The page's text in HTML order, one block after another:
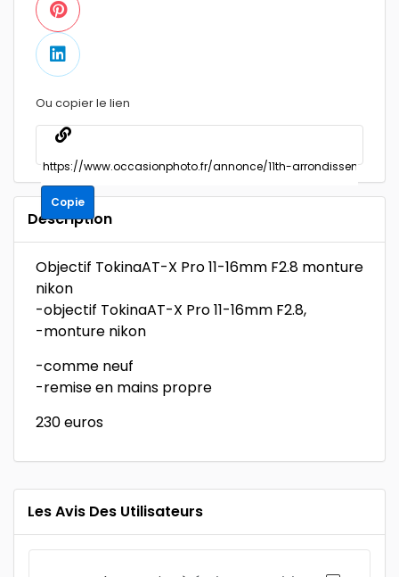
Ou copier le lien
Copie
Description
Objectif TokinaAT-X Pro 11-16mm F2.8 monture
nikon
-objectif TokinaAT-X Pro 11-16mm F2.8,
-monture nikon
-comme neuf
-remise en mains propre
230 euros
Les Avis Des Utilisateurs